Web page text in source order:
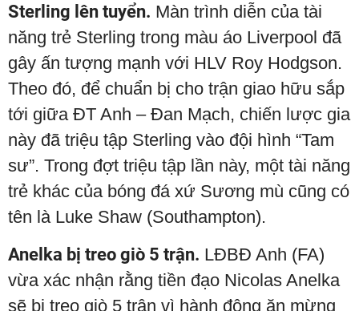
Sterling lên tuyển. Màn trình diễn của tài
năng trẻ Sterling trong màu áo Liverpool đã
gây ấn tượng mạnh với HLV Roy Hodgson.
Theo đó, để chuẩn bị cho trận giao hữu sắp
tới giữa ĐT Anh – Đan Mạch, chiến lược gia
này đã triệu tập Sterling vào đội hình “Tam
sư”. Trong đợt triệu tập lần này, một tài năng
trẻ khác của bóng đá xứ Sương mù cũng có
tên là Luke Shaw (Southampton).
Anelka bị treo giò 5 trận. LĐBĐ Anh (FA)
vừa xác nhận rằng tiền đạo Nicolas Anelka
sẽ bị treo giò 5 trận vì hành động ăn mừng